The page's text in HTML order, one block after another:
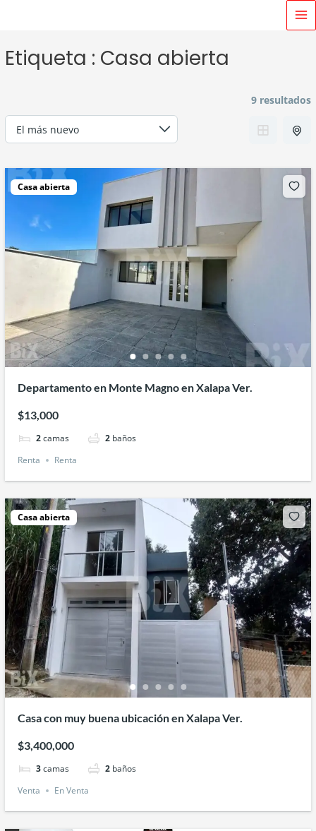
Etiqueta : Casa abierta
9 resultados
Casa abierta
Departamento en Monte Magno en Xalapa Ver.
$13,000
2camas 2 baños
Renta
Renta
Casa abierta
Casa con muy buena ubicación en Xalapa Ver.
$3,400,000
3camas 2 baños
Venta
En Venta